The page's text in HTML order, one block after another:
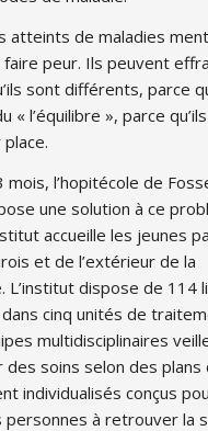
atteints de maladies
peur. Ils peuvent
sont différents, parce
« l’équilibre », parce
mois, l’hopitécole de
une solution à ce
accueille les jeunes
et de l’extérieur de la
L’institut dispose de 114
cinq unités de
multidisciplinaires
des soins selon des plans
individualisés conçus
personnes à retrouver la